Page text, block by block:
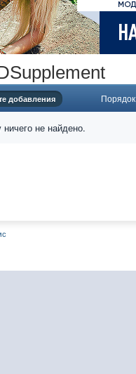
добавления Порядок
не найдено.